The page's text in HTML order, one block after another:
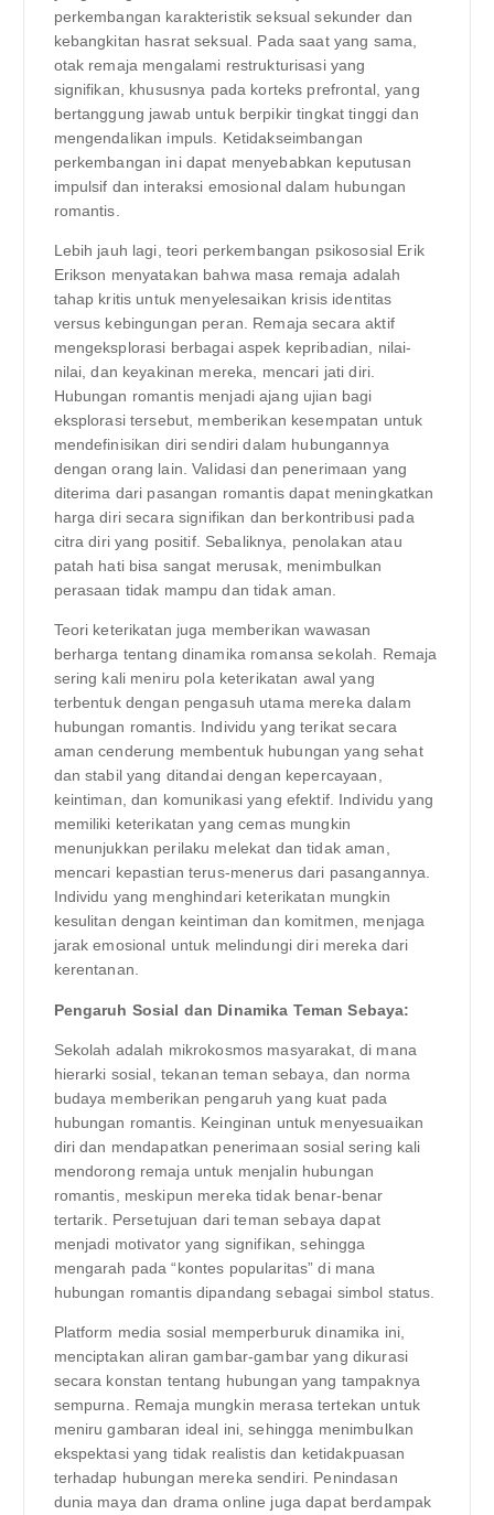
perkembangan karakteristik seksual sekunder dan
kebangkitan hasrat seksual. Pada saat yang sama,
otak remaja mengalami restrukturisasi yang
signifikan, khususnya pada korteks prefrontal, yang
bertanggung jawab untuk berpikir tingkat tinggi dan
mengendalikan impuls. Ketidakseimbangan
perkembangan ini dapat menyebabkan keputusan
impulsif dan interaksi emosional dalam hubungan
romantis.
Lebih jauh lagi, teori perkembangan psikososial Erik
Erikson menyatakan bahwa masa remaja adalah
tahap kritis untuk menyelesaikan krisis identitas
versus kebingungan peran. Remaja secara aktif
mengeksplorasi berbagai aspek kepribadian, nilai-
nilai, dan keyakinan mereka, mencari jati diri.
Hubungan romantis menjadi ajang ujian bagi
eksplorasi tersebut, memberikan kesempatan untuk
mendefinisikan diri sendiri dalam hubungannya
dengan orang lain. Validasi dan penerimaan yang
diterima dari pasangan romantis dapat meningkatkan
harga diri secara signifikan dan berkontribusi pada
citra diri yang positif. Sebaliknya, penolakan atau
patah hati bisa sangat merusak, menimbulkan
perasaan tidak mampu dan tidak aman.
Teori keterikatan juga memberikan wawasan
berharga tentang dinamika romansa sekolah. Remaja
sering kali meniru pola keterikatan awal yang
terbentuk dengan pengasuh utama mereka dalam
hubungan romantis. Individu yang terikat secara
aman cenderung membentuk hubungan yang sehat
dan stabil yang ditandai dengan kepercayaan,
keintiman, dan komunikasi yang efektif. Individu yang
memiliki keterikatan yang cemas mungkin
menunjukkan perilaku melekat dan tidak aman,
mencari kepastian terus-menerus dari pasangannya.
Individu yang menghindari keterikatan mungkin
kesulitan dengan keintiman dan komitmen, menjaga
jarak emosional untuk melindungi diri mereka dari
kerentanan.
Pengaruh Sosial dan Dinamika Teman Sebaya:
Sekolah adalah mikrokosmos masyarakat, di mana
hierarki sosial, tekanan teman sebaya, dan norma
budaya memberikan pengaruh yang kuat pada
hubungan romantis. Keinginan untuk menyesuaikan
diri dan mendapatkan penerimaan sosial sering kali
mendorong remaja untuk menjalin hubungan
romantis, meskipun mereka tidak benar-benar
tertarik. Persetujuan dari teman sebaya dapat
menjadi motivator yang signifikan, sehingga
mengarah pada “kontes popularitas” di mana
hubungan romantis dipandang sebagai simbol status.
Platform media sosial memperburuk dinamika ini,
menciptakan aliran gambar-gambar yang dikurasi
secara konstan tentang hubungan yang tampaknya
sempurna. Remaja mungkin merasa tertekan untuk
meniru gambaran ideal ini, sehingga menimbulkan
ekspektasi yang tidak realistis dan ketidakpuasan
terhadap hubungan mereka sendiri. Penindasan
dunia maya dan drama online juga dapat berdampak